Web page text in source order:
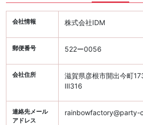
会社情報 株式会社IDM
郵便番号 522ー0056
会社住所
滋賀県彦根市開出今町
Ⅲ316
連絡先メール
アドレス
rainbowfactory@party-